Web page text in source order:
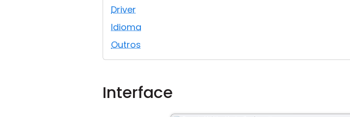
Driver
Idioma
Outros
Interface